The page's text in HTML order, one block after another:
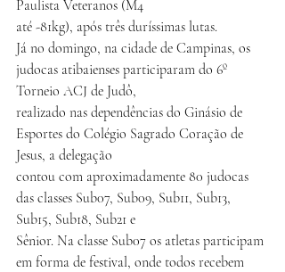
Paulista Veteranos (M4
até -81kg), após três duríssimas lutas.
Já no domingo, na cidade de Campinas, os
judocas atibaienses participaram do 6º
Torneio ACJ de Judô,
realizado nas dependências do Ginásio de
Esportes do Colégio Sagrado Coração de
Jesus, a delegação
contou com aproximadamente 80 judocas
das classes Sub07, Sub09, Sub11, Sub13,
Sub15, Sub18, Sub21 e
Sênior. Na classe Sub07 os atletas participam
em forma de festival, onde todos recebem